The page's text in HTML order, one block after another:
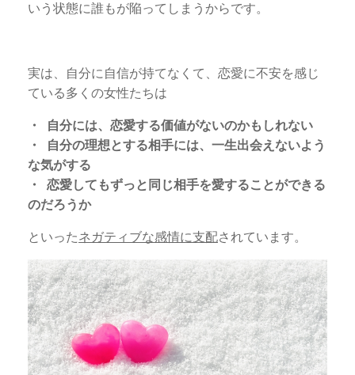
いう状態に誰もが陥ってしまうからです。
実は、自分に自信が持てなくて、恋愛に不安を感じ
ている多くの女性たちは
・ 自分には、恋愛する価値がないのかもしれない
・ 自分の理想とする相手には、一生出会えないよう
な気がする
・ 恋愛してもずっと同じ相手を愛することができる
のだろうか
といったネガティブな感情に支配されています。